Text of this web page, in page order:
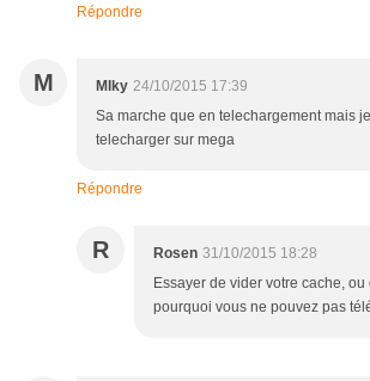
Répondre
M MIky 24/10/2015 17:39
Sa marche que en telechargement mais
telecharger sur mega
Répondre
R Rosen 31/10/2015 18:28
Essayer de vider votre cache,
pourquoi vous ne pouvez pas